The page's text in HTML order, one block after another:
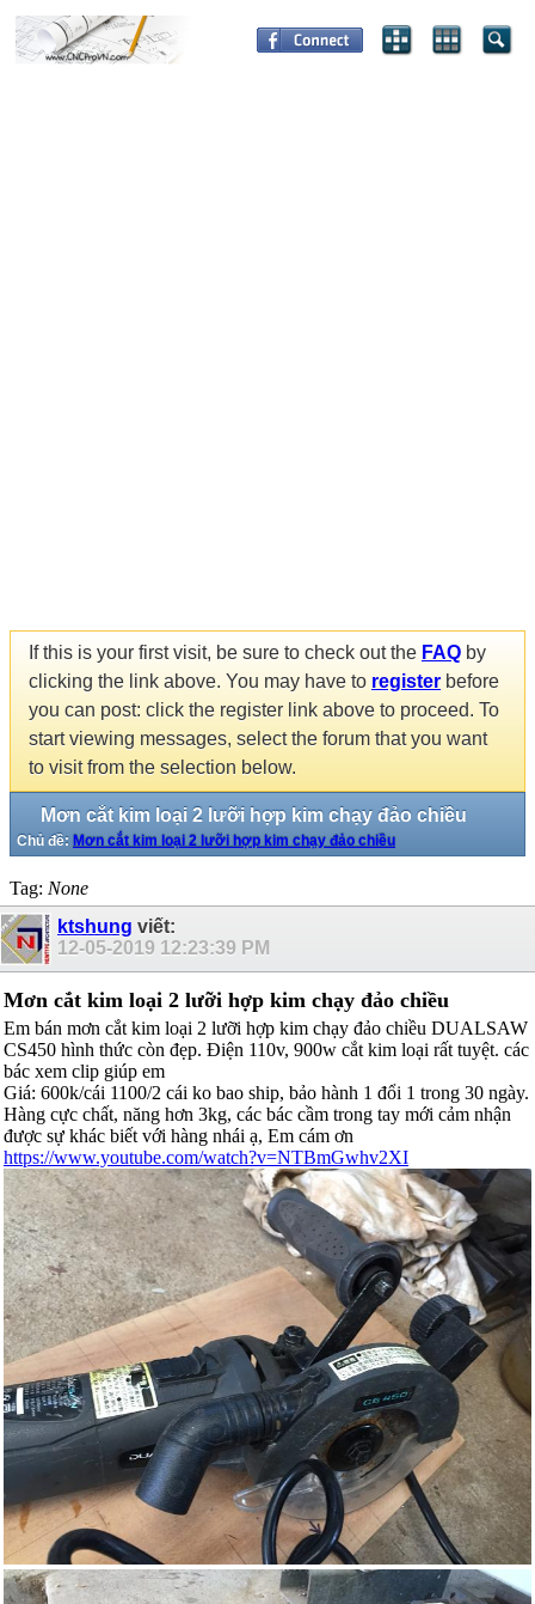
If this is your first visit, be sure to check out the FAQ by
clicking the link above. You may have to register before
you can post: click the register link above to proceed. To
start viewing messages, select the forum that you want
to visit from the selection below.
Mơn cắt kim loại 2 lưỡi hợp kim chạy đảo chiều
Chủ đề: Mơn cắt kim loại 2 lưỡi hợp kim chạy đảo chiều
Tag: None
ktshung viết:
12-05-2019 12:23:39 PM
Mơn cắt kim loại 2 lưỡi hợp kim chạy đảo chiều
Em bán mơn cắt kim loại 2 lưỡi hợp kim chạy đảo chiều DUALSAW
CS450 hình thức còn đẹp. Điện 110v, 900w cắt kim loại rất tuyệt. các
bác xem clip giúp em
Giá: 600k/cái 1100/2 cái ko bao ship, bảo hành 1 đổi 1 trong 30 ngày.
Hàng cực chất, năng hơn 3kg, các bác cầm trong tay mới cảm nhận
được sự khác biết với hàng nhái ạ, Em cám ơn
https://www.youtube.com/watch?v=NTBmGwhv2XI